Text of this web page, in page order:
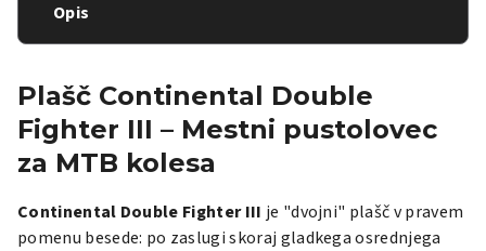
Opis
Plašč Continental Double
Fighter III – Mestni pustolovec
za MTB kolesa
Continental Double Fighter III je "dvojni" plašč v pravem
pomenu besede: po zaslugi skoraj gladkega osrednjega